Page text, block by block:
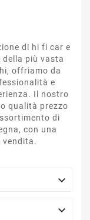
di hi fi car e
della più vasta
offriamo da
e
Il nostro
qualità prezzo
di
con una

